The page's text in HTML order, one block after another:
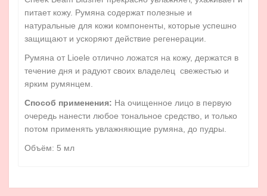
питает кожу. Румяна содержат полезные и
натуральные для кожи компоненты, которые успешно
защищают и ускоряют действие регенерации.
Румяна от Lioele отлично ложатся на кожу, держатся в
течение дня и радуют своих владелец свежестью и
ярким румянцем.
Способ применения: На очищенное лицо в первую
очередь нанести любое тональное средство, и только
потом применять увлажняющие румяна, до пудры.
Объём: 5 мл